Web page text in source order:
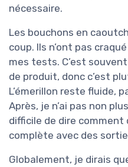
nécessaire.
Les bouchons en
coup. Ils n’ont pas
mes tests. C’est
de produit, donc c’est
L’émerillon reste fluide,
Après, je n’ai pas non
difficile de dire comment
complète avec des
Globalement, je dirais